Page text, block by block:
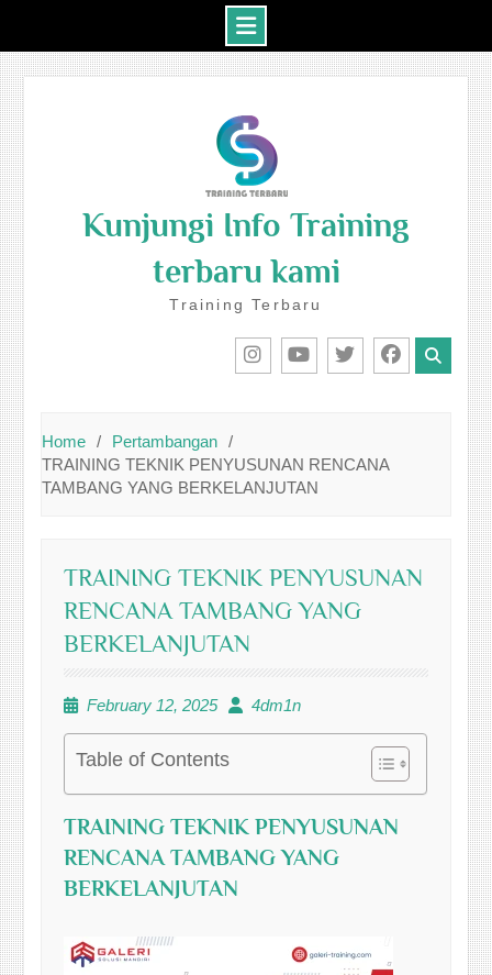
Kunjungi Info Training
terbaru kami
Training Terbaru
Home
Pertambangan
TRAINING TEKNIK PENYUSUNAN RENCANA
TAMBANG YANG BERKELANJUTAN
TRAINING TEKNIK PENYUSUNAN
RENCANA TAMBANG YANG
BERKELANJUTAN
February 12, 2025 4dm1n
Table of Contents
TRAINING TEKNIK PENYUSUNAN
RENCANA TAMBANG YANG
BERKELANJUTAN